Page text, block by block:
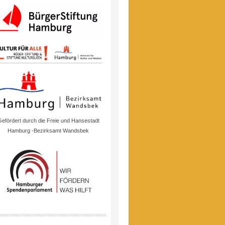
durch die Freie und Hansestadt
Hamburg -Bezirksamt Wandsbek